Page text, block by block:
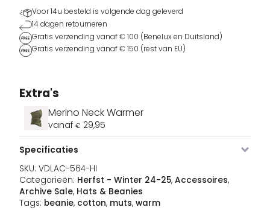
Voor 14u besteld is volgende dag geleverd
14 dagen retourneren
Gratis verzending vanaf € 100 (Benelux en Duitsland)
Gratis verzending vanaf € 150 (rest van EU)
Extra's
Merino Neck Warmer
vanaf € 29,95
Specificaties
SKU: VDLAC-564-HI
Categorieën: Herfst - Winter 24-25, Accessoires,
Archive Sale, Hats & Beanies
Tags: beanie, cotton, muts, warm
Afbeelding
VDLAC-
VDLAC-
564-HI
Hibiscus